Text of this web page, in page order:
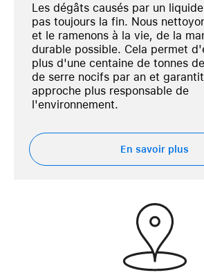
Les dégâts causés par un
pas toujours la fin. Nous
et le ramenons à la vie, de la
durable possible. Cela permet
plus d'une centaine de tonnes
de serre nocifs par an et
approche plus responsable de
l'environnement.
En savoir plus
Que se passe-t-il en cas de
liquide?
Dans 9 cas sur 10, un court-
électroniques est faible. C'est
causé par un liquide n'est
suffisant pour causer des
Tous les systèmes sont conçus
cas de dégât causé par un
puissent pas être rallumés.
laissez l'appareil sécher, vous